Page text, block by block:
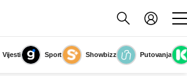
Vijesti Sport Showbizz Putovanja
nezadovoljna odnosom učenika prema lektiri, Anita
reakcijama svojih školaraca(Foto: Anita Šojat)